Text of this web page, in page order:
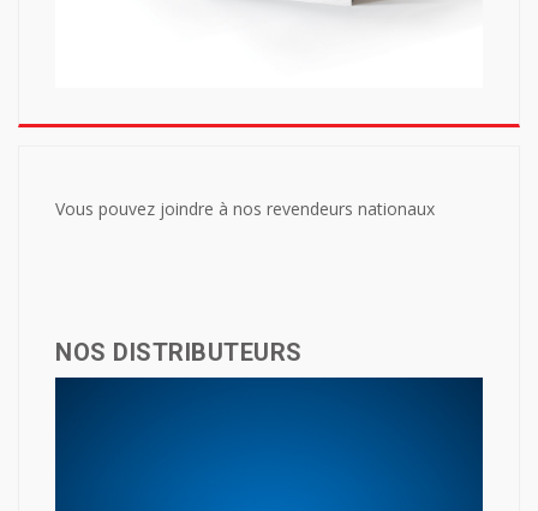
Vous pouvez joindre à nos revendeurs nationaux
NOS DISTRIBUTEURS